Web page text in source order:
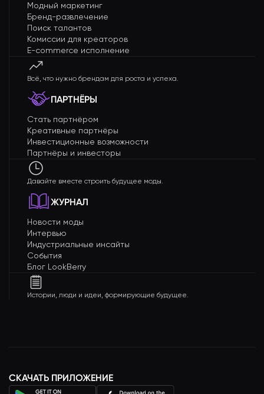
Модный маркетинг
Бренд-развлечение
Поиск талантов
Комиссии для креаторов
E-commerce исполнение
Всё, что нужно брендам для роста и успеха.
ПАРТНЁРЫ
Стать партнёром
Креативные партнёры
Инвестиционные возможности
Партнёры и инвесторы
Давайте вместе строить будущее моды.
ЖУРНАЛ
Новости моды
Интервью
Индустриальные инсайты
События
Блог LookBerry
Истории, люди и идеи, формирующие будущее.
СКАЧАТЬ ПРИЛОЖЕНИЕ